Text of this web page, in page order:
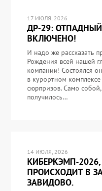
17 ИЮЛЯ, 2026
ДР-29:
ВКЛЮЧЕНО!
И надо же рассказать
Рождения всей нашей
компании! Состоялся
в курортном
сюрпризов. Само
получилось…
14 ИЮЛЯ, 2026
КИБЕРКЭМП-
ПРОИСХОДИТ В
ЗАВИДОВО.